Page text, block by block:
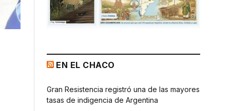
EN EL CHACO
Gran Resistencia registró una de las mayores
tasas de indigencia de Argentina